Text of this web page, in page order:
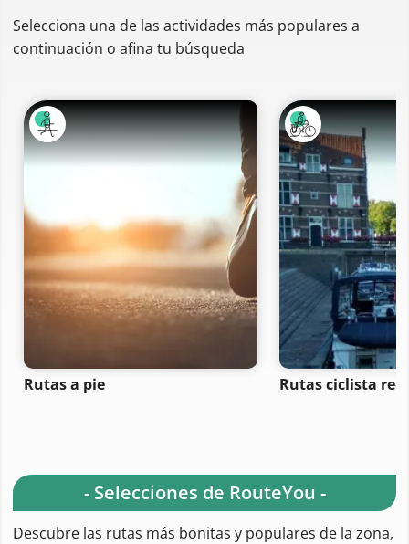
Selecciona una de las actividades más populares a
continuación o afina tu búsqueda
Rutas a pie Rutas ciclista
- Selecciones de RouteYou -
Descubre las rutas más bonitas y populares de la zona,